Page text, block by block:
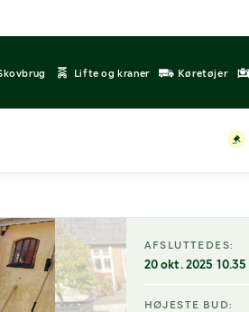
Lifte og kraner Køretøjer
AFSLUTTEDES:
20 okt. 2025 10.35
HØJESTE BUD: